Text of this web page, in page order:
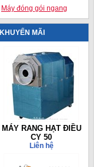
Máy đóng gói ngang
KHUYẾN MÃI
MÁY RANG HẠT ĐIỀU
CY 50
Liên hệ